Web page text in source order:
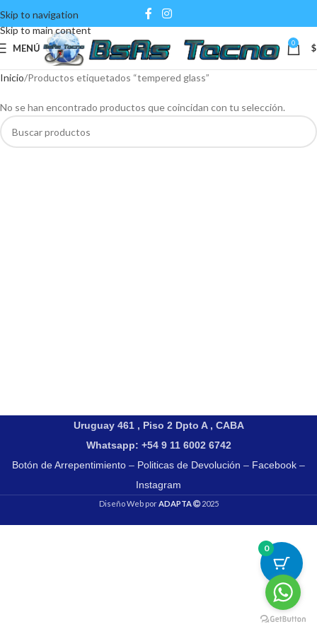
Skip to navigation
Skip to main content
MENÚ 0 $
Inicio Productos etiquetados “tempered glass”
No se han encontrado productos que coincidan con tu selección.
Uruguay 461 , Piso 2 Dpto A , CABA
Whatsapp: +54 9 11 6002 6742
Botón de Arrepentimiento – Politicas de Devolución – Facebook –
Instagram
Diseño Web porADAPTA 2025
0